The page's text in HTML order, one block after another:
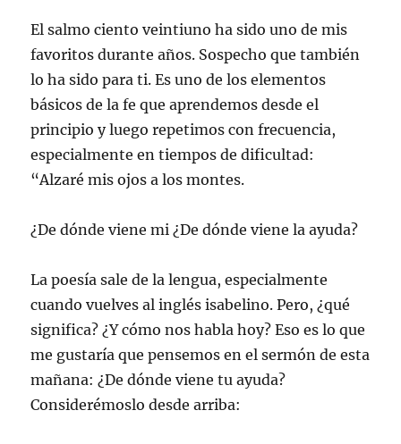
El salmo ciento veintiuno ha sido uno de mis
favoritos durante años. Sospecho que también
lo ha sido para ti. Es uno de los elementos
básicos de la fe que aprendemos desde el
principio y luego repetimos con frecuencia,
especialmente en tiempos de dificultad:
“Alzaré mis ojos a los montes.
¿De dónde viene mi ¿De dónde viene la ayuda?
La poesía sale de la lengua, especialmente
cuando vuelves al inglés isabelino. Pero, ¿qué
significa? ¿Y cómo nos habla hoy? Eso es lo que
me gustaría que pensemos en el sermón de esta
mañana: ¿De dónde viene tu ayuda?
Considerémoslo desde arriba: